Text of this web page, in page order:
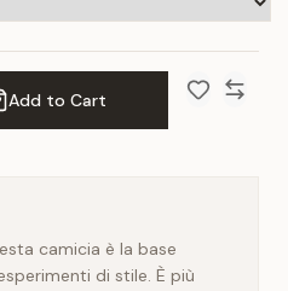
Add to Cart
camicia è la base
di stile. È più